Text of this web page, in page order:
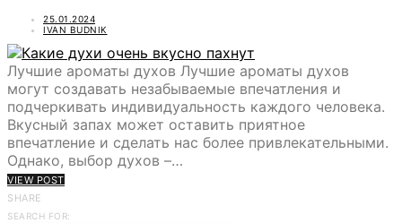
25.01.2024
IVAN BUDNIK
Лучшие ароматы духов Лучшие ароматы духов
могут создавать незабываемые впечатления и
подчеркивать индивидуальность каждого человека.
Вкусный запах может оставить приятное
впечатление и сделать нас более привлекательными.
Однако, выбор духов –…
VIEW POST
SHARE
SEARCH FOR: